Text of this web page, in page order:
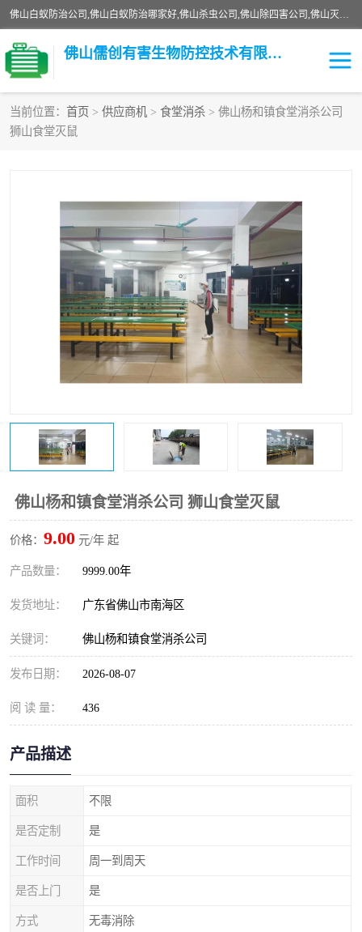
佛山白蚁防治公司,佛山白蚁防治哪家好,佛山杀虫公司,佛山除四害公司,佛山灭白蚁公司,佛山白蚁防治佛山儒创有害生物防治有限公司是一家佛山杀虫公司、佛山除四害公司、佛山灭白蚁公司、佛山白蚁防治公司，让您远离虫害困扰。要问佛山白蚁防治哪家好？佛山儒创有害生物防治有限公司全佛山、广州，正规公司，上门勘查，可靠，售后有保障。
佛山儒创有害生物防控技术有限公司
当前位置： 首页 > 供应商机 > 食堂消杀 > 佛山杨和镇食堂消杀公司
狮山食堂灭鼠
佛山杨和镇食堂消杀公司 狮山食堂灭鼠
价格： 9.00 元/年 起
产品数量： 9999.00年
发货地址： 广东省佛山市南海区
关键词： 佛山杨和镇食堂消杀公司
发布日期： 2026-08-07
阅 读 量： 436
产品描述
面积 不限
是否定制 是
工作时间 周一到周天
是否上门 是
方式 无毒消除
白蚁消杀
食堂消杀
校园消杀 园区消杀
害虫防治